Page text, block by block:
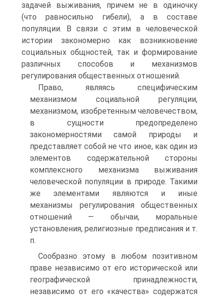
задачей выживания, причем не в одиночку
(что равносильно гибели), а в составе
популяции. В связи с этим в человеческой
истории закономерно как возникновение
социальных общностей, так и формирование
различных способов и механизмов
регулирования общественных отношений.
Право, являясь специфическим
механизмом социальной регуляции,
механизмом, изобретенным человечеством,
в сущности предопределено
закономерностями самой природы и
представляет собой не что иное, как один из
элементов содержательной стороны
комплексного механизма выживания
человеческой популяции в природе. Такими
же элементами являются и иные
механизмы регулирования общественных
отношений — обычаи, моральные
установления, религиозные предписания и т.
п.
Сообразно этому в любом позитивном
праве независимо от его исторической или
географической принадлежности,
независимо от его «качества» содержатся